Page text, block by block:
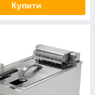
Купити